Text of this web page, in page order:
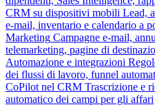
CRM su dispositivi mobili Lead,
e-mail, inventario e calendario a
Marketing Campagne e-mail,
telemarketing, pagine di
Automazione e integrazioni
dei flussi di lavoro, funnel
CoPilot nel CRM Trascrizione e
automatico dei campi per gli affari